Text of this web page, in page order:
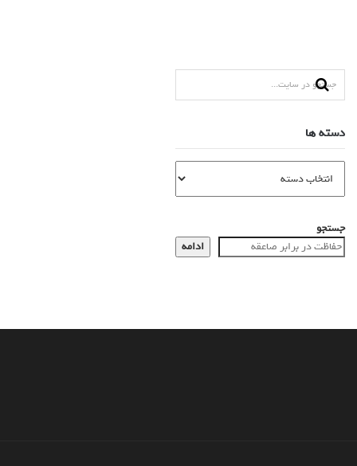
دسته ها
جستجو
ادامه